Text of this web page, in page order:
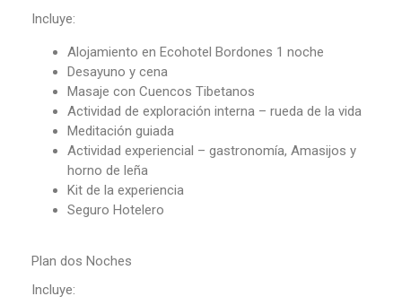
Incluye:
Alojamiento en Ecohotel Bordones 1 noche
Desayuno y cena
Masaje con Cuencos Tibetanos
Actividad de exploración interna – rueda de la vida
Meditación guiada
Actividad experiencial – gastronomía, Amasijos y
horno de leña
Kit de la experiencia
Seguro Hotelero
Plan dos Noches
Incluye: